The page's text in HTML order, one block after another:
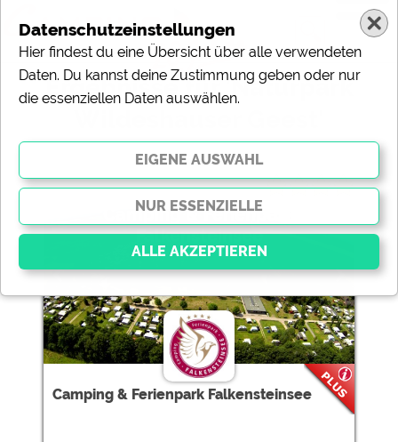
Ergebnisse für 'Naturpark
3 Campingplätze gefunden:
Camping & Ferienpark
Falkensteinsee
Camping & Ferienpark Falkensteinsee
Datenschutzeinstellungen
Hier findest du eine Übersicht über alle verwendeten
Daten. Du kannst deine Zustimmung geben oder nur
die essenziellen Daten auswählen.
Essenziell
Essenzielle Cookies ermöglichen grundlegende
Funktionen und sind für die einwandfreie Funktion der
Website dringend erforderlich. Ohne diese Cookies
nicht funktionieren